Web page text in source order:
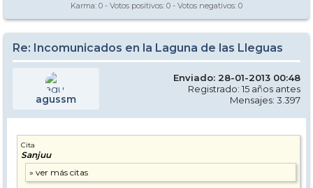
Karma: 0 - Votos positivos: 0 - Votos negativos: 0
Re: Incomunicados en la Laguna de las Lleguas
agussm
Enviado: 28-01-2013 00:48
Registrado: 15 años antes
Mensajes: 3.397
Cita
Sanjuu